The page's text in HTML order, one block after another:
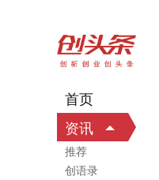
首页
资讯
推荐
创语录